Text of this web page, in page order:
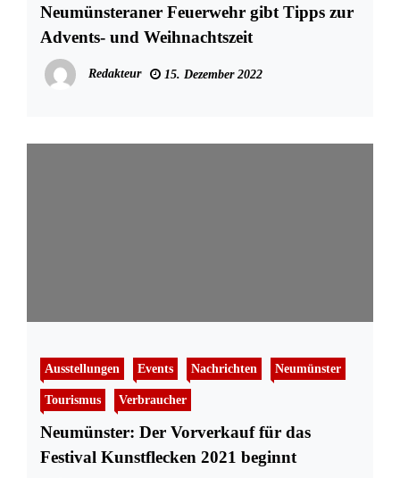
Neumünsteraner Feuerwehr gibt Tipps zur
Advents- und Weihnachtszeit
Redakteur 15. Dezember 2022
Ausstellungen Events Nachrichten Neumünster
Tourismus Verbraucher
Neumünster: Der Vorverkauf für das
Festival Kunstflecken 2021 beginnt